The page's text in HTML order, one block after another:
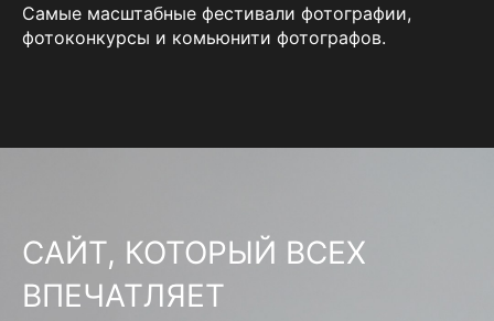
Самые масштабные фестивали фотографии,
фотоконкурсы и комьюнити фотографов.
САЙТ, КОТОРЫЙ ВСЕХ
ВПЕЧАТЛЯЕТ